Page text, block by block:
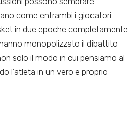
come entrambi i giocatori
in due epoche completamente
monopolizzato il dibattito
solo il modo in cui pensiamo al
l’atleta in un vero e proprio